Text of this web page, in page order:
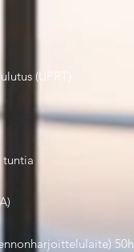
(UPRT)
tuntia
50h